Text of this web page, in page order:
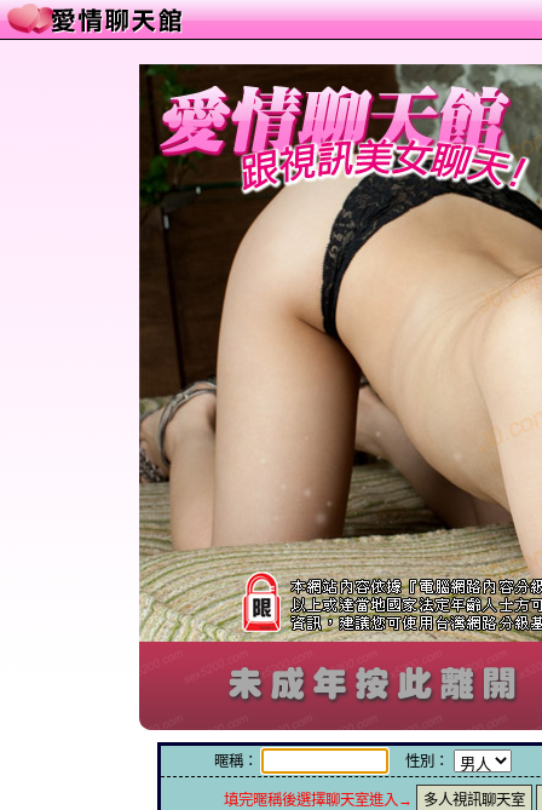
暱稱： 性別：
填完暱稱後選擇聊天室進入→ 多人視訊聊天室